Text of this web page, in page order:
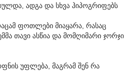
ადგა და სხვა ჰიპოგრიფებს
ფოთლები მიაყარა, რასაც
თავი ასწია და მომღიმარი ჯორჯი
უფლება, მაგრამ შენ რა